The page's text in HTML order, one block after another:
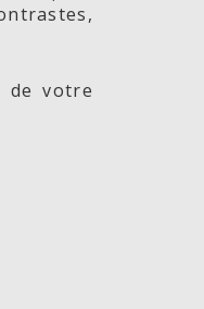
de votre